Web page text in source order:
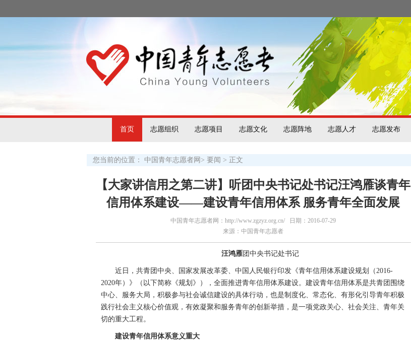
首页 志愿组织 志愿项目 志愿文化 志愿阵地 志愿人才 志愿发布
您当前的位置： 中国青年志愿者网 > 要闻 > 正文
【大家讲信用之第二讲】听团中央书记处书记汪鸿雁谈青年
信用体系建设——建设青年信用体系 服务青年全面发展
中国青年志愿者网：http://www.zgzyz.org.cn/ 日期：2016-07-29
来源：中国青年志愿者
汪鸿雁团中央书记处书记
近日，共青团中央、国家发展改革委、中国人民银行印发《青年信用体系建设规划（2016-
2020年）》（以下简称《规划》），全面推进青年信用体系建设。建设青年信用体系是共青团围绕
中心、服务大局，积极参与社会诚信建设的具体行动，也是制度化、常态化、有形化引导青年积极
践行社会主义核心价值观，有效凝聚和服务青年的创新举措，是一项党政关心、社会关注、青年关
切的重大工程。
建设青年信用体系意义重大